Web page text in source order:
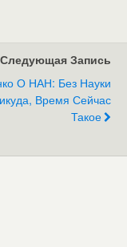
Следующая Запись
О НАН: Без Науки
Время Сейчас
Такое